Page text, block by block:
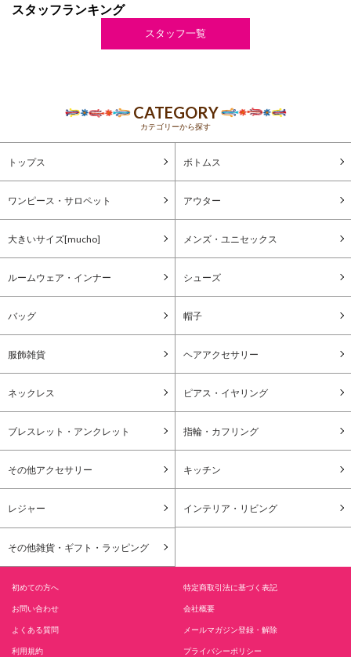
スタッフランキング
スタッフ一覧
CATEGORY
カテゴリーから探す
トップス ボトムス
ワンピース・サロペット アウター
大きいサイズ[mucho] メンズ・ユニセックス
ルームウェア・インナー シューズ
バッグ 帽子
服飾雑貨 ヘアアクセサリー
ネックレス ピアス・イヤリング
ブレスレット・アンクレット 指輪・カフリング
その他アクセサリー キッチン
レジャー インテリア・リビング
その他雑貨・ギフト・ラッピング
初めての方へ 特定商取引法に基づく表記
お問い合わせ 会社概要
よくある質問 メールマガジン登録・解除
利用規約 プライバシーポリシー